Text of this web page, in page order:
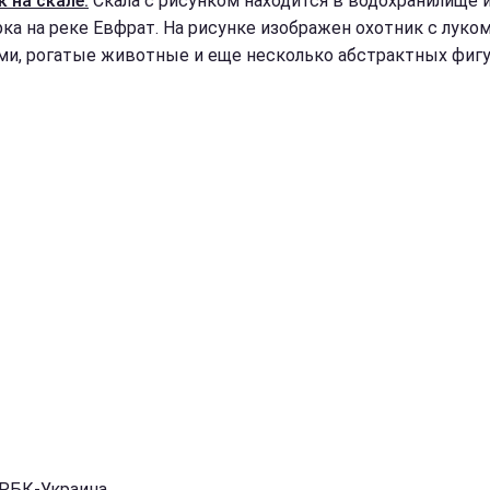
на реке Евфрат. На рисунке изображен охотник с
рогатые животные и еще несколько абстрактных